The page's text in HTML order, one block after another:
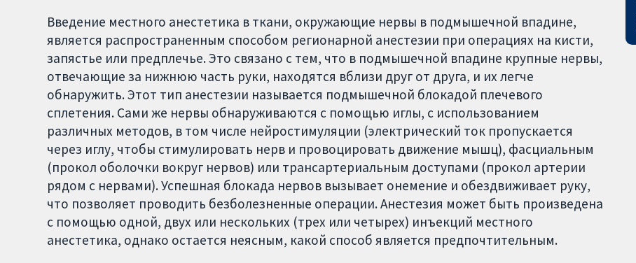
Введение местного анестетика в ткани, окружающие нервы в подмышечной впадине,
является распространенным способом регионарной анестезии при операциях на кисти,
запястье или предплечье. Это связано с тем, что в подмышечной впадине крупные нервы,
отвечающие за нижнюю часть руки, находятся вблизи друг от друга, и их легче
обнаружить. Этот тип анестезии называется подмышечной блокадой плечевого
сплетения. Сами же нервы обнаруживаются с помощью иглы, с использованием
различных методов, в том числе нейростимуляции (электрический ток пропускается
через иглу, чтобы стимулировать нерв и провоцировать движение мышц), фасциальным
(прокол оболочки вокруг нервов) или трансартериальным доступами (прокол артерии
рядом с нервами). Успешная блокада нервов вызывает онемение и обездвиживает руку,
что позволяет проводить безболезненные операции. Анестезия может быть произведена
с помощью одной, двух или нескольких (трех или четырех) инъекций местного
анестетика, однако остается неясным, какой способ является предпочтительным.